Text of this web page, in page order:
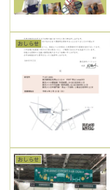
おしらせ
おしらせ